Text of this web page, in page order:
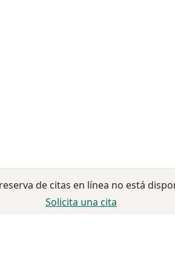
de citas en línea no está
Solicita una cita